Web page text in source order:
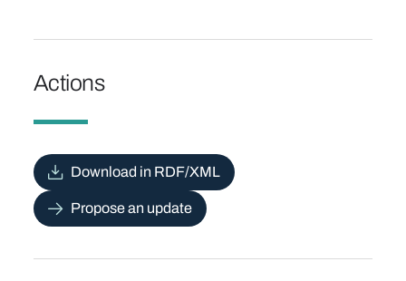
Actions
Download in RDF/XML
Propose an update